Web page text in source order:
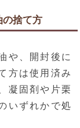
の捨て方
や、開封後に
方は使用済み
凝固剤や片栗
いずれかで処